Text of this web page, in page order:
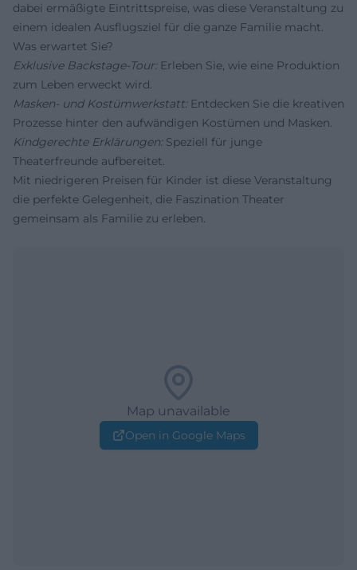
dabei ermäßigte Eintrittspreise, was diese Veranstaltung zu
einem idealen Ausflugsziel für die ganze Familie macht.
Was erwartet Sie?
Exklusive Backstage-Tour:Erleben Sie, wie eine Produktion
zum Leben erweckt wird.
Masken- und Kostümwerkstatt:Entdecken Sie die kreativen
Prozesse hinter den aufwändigen Kostümen und Masken.
Kindgerechte Erklärungen:Speziell für junge
Theaterfreunde aufbereitet.
Mit niedrigeren Preisen für Kinder ist diese Veranstaltung
die perfekte Gelegenheit, die Faszination Theater
gemeinsam als Familie zu erleben.
Map unavailable
Open in Google Maps